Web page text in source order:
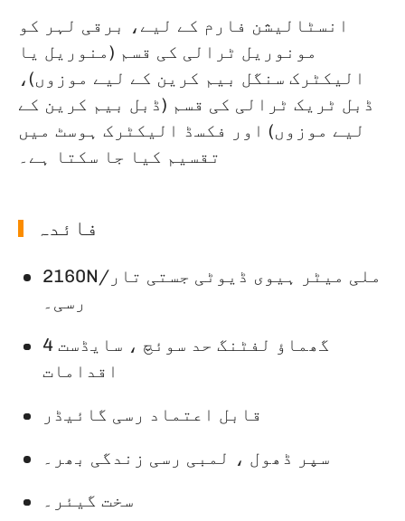
انسٹالیشن فارم کے لیے، برقی لہر کو
مونوریل ٹرالی کی قسم (منوریل یا
الیکٹرک سنگل بیم کرین کے لیے موزوں)،
ڈبل ٹریک ٹرالی کی قسم (ڈبل بیم کرین کے
لیے موزوں) اور فکسڈ الیکٹرک ہوسٹ میں
تقسیم کیا جا سکتا ہے۔
فائدہ
2160N/ملی میٹر ہیوی ڈیوٹی جستی تار
رسی۔
گھماؤ لفٹنگ حد سوئچ ، سایڈست 4
اقدامات
قابل اعتماد رسی گائیڈر
سپر ڈھول ، لمبی رسی زندگی بھر۔
سخت گیئر۔